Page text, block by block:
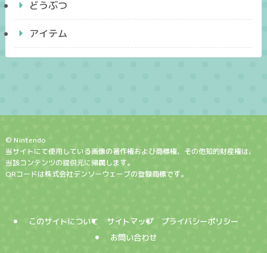
どうぶつ
アイテム
© Nintendo
当サイトにて使用している画像の著作権および商標権、その他知的財産権は、
当該コンテンツの提供元に帰属します。
QRコードは株式会社デンソーウェーブの登録商標です。
このサイトについて サイトマップ
プライバシーポリシー
お問い合わせ